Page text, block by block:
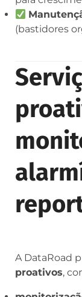
(bastidores
A DataRoad
proativos,